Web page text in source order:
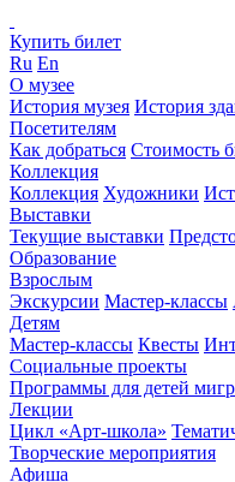
Купить билет
Ru En
О музее
История музея История
Посетителям
Как добраться Стоимость
Коллекция
Коллекция Художники
Выставки
Текущие выставки
Образование
Взрослым
Экскурсии Мастер-классы
Детям
Мастер-классы Квесты
Социальные проекты
Программы для детей
Лекции
Цикл «Арт-школа»
Творческие мероприятия
Афиша